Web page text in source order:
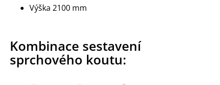
Výška 2100 mm
Kombinace sestavení
sprchového koutu: